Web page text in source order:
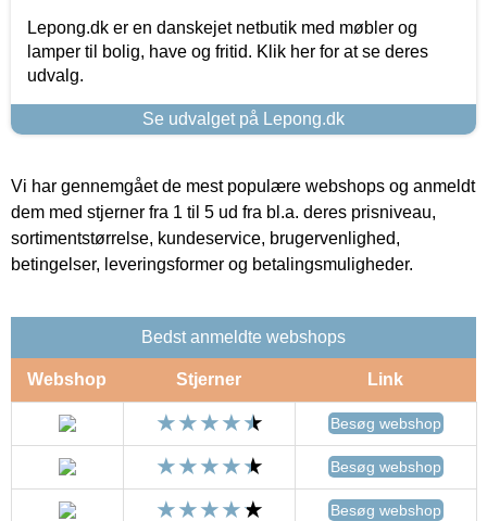
Lepong.dk er en danskejet netbutik med møbler og
lamper til bolig, have og fritid. Klik her for at se deres
udvalg.
Se udvalget på Lepong.dk
Vi har gennemgået de mest populære webshops og anmeldt
dem med stjerner fra 1 til 5 ud fra bl.a. deres prisniveau,
sortimentstørrelse, kundeservice, brugervenlighed,
betingelser, leveringsformer og betalingsmuligheder.
Bedst anmeldte webshops
Webshop Stjerner Link
Besøg webshop
Besøg webshop
Besøg webshop